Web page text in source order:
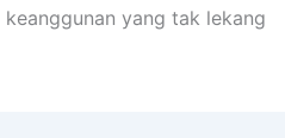
yang tak lekang